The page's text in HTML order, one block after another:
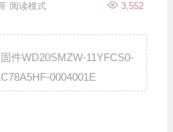
3,552
阅读模式
件WD20SMZW-11YFCS0-
0004001E